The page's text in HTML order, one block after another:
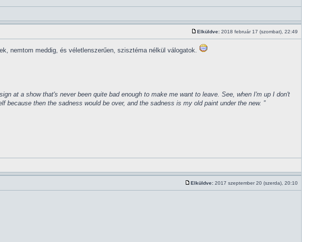
Elküldve: 2018 február 17 (szombat), 22:49
nemtom meddig, és véletlenszerűen, szisztéma nélkül válogatok.
at a show that's never been quite bad enough to make me want to leave. See, when I'm up I don't
then the sadness would be over, and the sadness is my old paint under the new. ”
Elküldve: 2017 szeptember 20 (szerda), 20:10